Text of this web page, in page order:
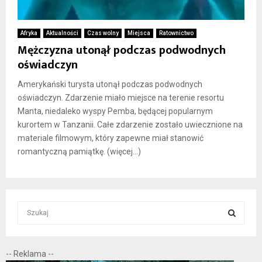
Afryka Aktualności Czas wolny Miejsca Ratownictwo
Mężczyzna utonął podczas podwodnych
oświadczyn
Amerykański turysta utonął podczas podwodnych
oświadczyn. Zdarzenie miało miejsce na terenie resortu
Manta, niedaleko wyspy Pemba, będącej popularnym
kurortem w Tanzanii. Całe zdarzenie zostało uwiecznione na
materiale filmowym, który zapewne miał stanowić
romantyczną pamiątkę. (więcej…)
c
E
-- Reklama --